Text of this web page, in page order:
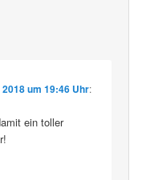
um 19:46 Uhr:
ein toller